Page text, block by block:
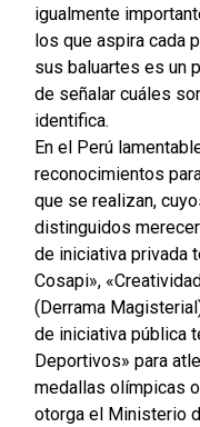
igualmente
los que aspira cada
sus baluartes es un
de señalar cuáles
identifica.
En el Perú
reconocimientos
que se realizan,
distinguidos
de iniciativa privada
Cosapi»,
(Derrama
de iniciativa pública
Deportivos» para
medallas olímpicas
otorga el Ministerio